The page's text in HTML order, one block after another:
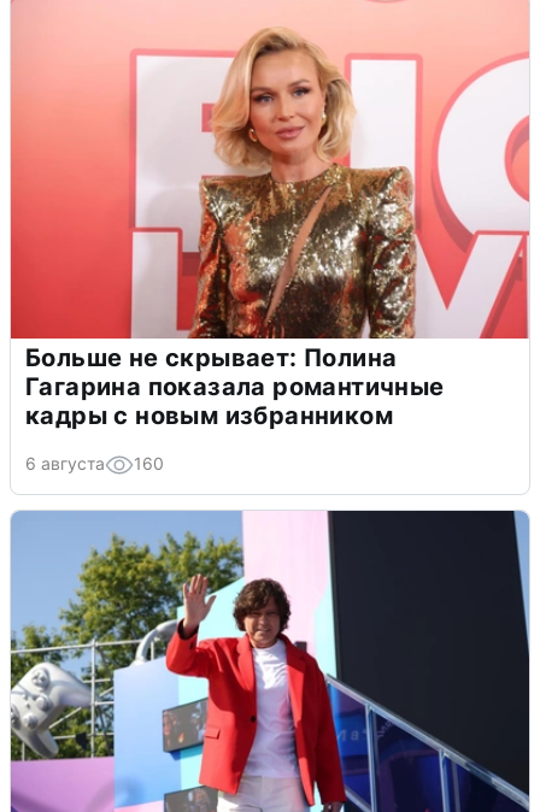
Больше не скрывает: Полина
Гагарина показала романтичные
кадры с новым избранником
6 августа 160